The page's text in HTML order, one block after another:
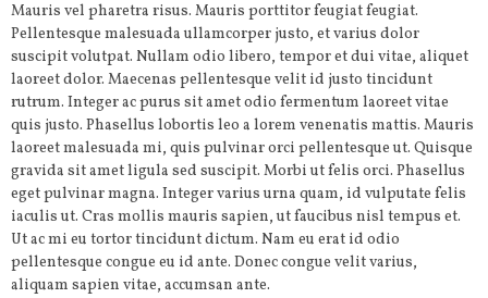
Mauris vel pharetra risus. Mauris porttitor feugiat feugiat.
Pellentesque malesuada ullamcorper justo, et varius dolor
suscipit volutpat. Nullam odio libero, tempor et dui vitae, aliquet
laoreet dolor. Maecenas pellentesque velit id justo tincidunt
rutrum. Integer ac purus sit amet odio fermentum laoreet vitae
quis justo. Phasellus lobortis leo a lorem venenatis mattis. Mauris
laoreet malesuada mi, quis pulvinar orci pellentesque ut. Quisque
gravida sit amet ligula sed suscipit. Morbi ut felis orci. Phasellus
eget pulvinar magna. Integer varius urna quam, id vulputate felis
iaculis ut. Cras mollis mauris sapien, ut faucibus nisl tempus et.
Ut ac mi eu tortor tincidunt dictum. Nam eu erat id odio
pellentesque congue eu id ante. Donec congue velit varius,
aliquam sapien vitae, accumsan ante.